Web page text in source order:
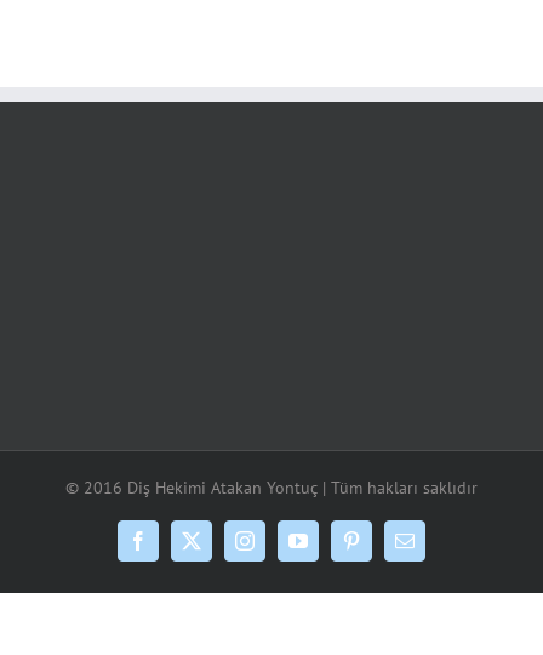
© 2016 Diş Hekimi Atakan Yontuç | Tüm hakları saklıdır
Facebook
X InstagramYouTubePinterest
E-
posta